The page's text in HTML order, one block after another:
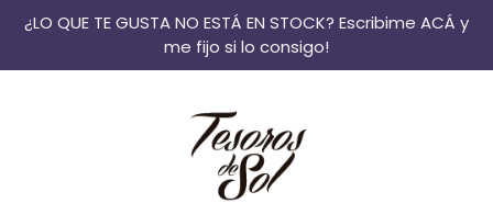
¿LO QUE TE GUSTA NO ESTÁ EN STOCK? Escribime ACÁ y
me fijo si lo consigo!